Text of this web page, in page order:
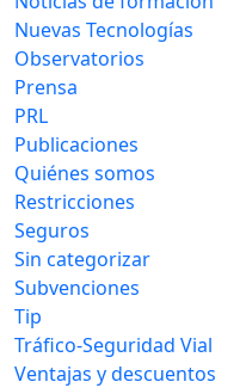
Nuevas Tecnologías
Observatorios
Prensa
PRL
Publicaciones
Quiénes somos
Restricciones
Seguros
Sin categorizar
Subvenciones
Tip
Tráfico-Seguridad Vial
Ventajas y descuentos